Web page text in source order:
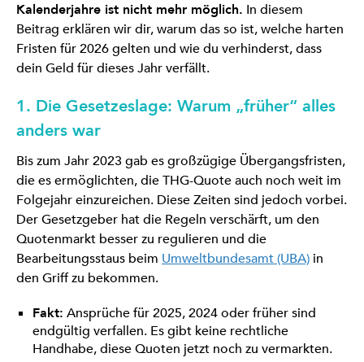
Kalenderjahre ist nicht mehr möglich. In diesem
Beitrag erklären wir dir, warum das so ist, welche harten
Fristen für 2026 gelten und wie du verhinderst, dass
dein Geld für dieses Jahr verfällt.
1. Die Gesetzeslage: Warum „früher“ alles
anders war
Bis zum Jahr 2023 gab es großzügige Übergangsfristen,
die es ermöglichten, die THG-Quote auch noch weit im
Folgejahr einzureichen. Diese Zeiten sind jedoch vorbei.
Der Gesetzgeber hat die Regeln verschärft, um den
Quotenmarkt besser zu regulieren und die
Bearbeitungsstaus beim Umweltbundesamt (UBA) in
den Griff zu bekommen.
Fakt: Ansprüche für 2025, 2024 oder früher sind
endgültig verfallen. Es gibt keine rechtliche
Handhabe, diese Quoten jetzt noch zu vermarkten.